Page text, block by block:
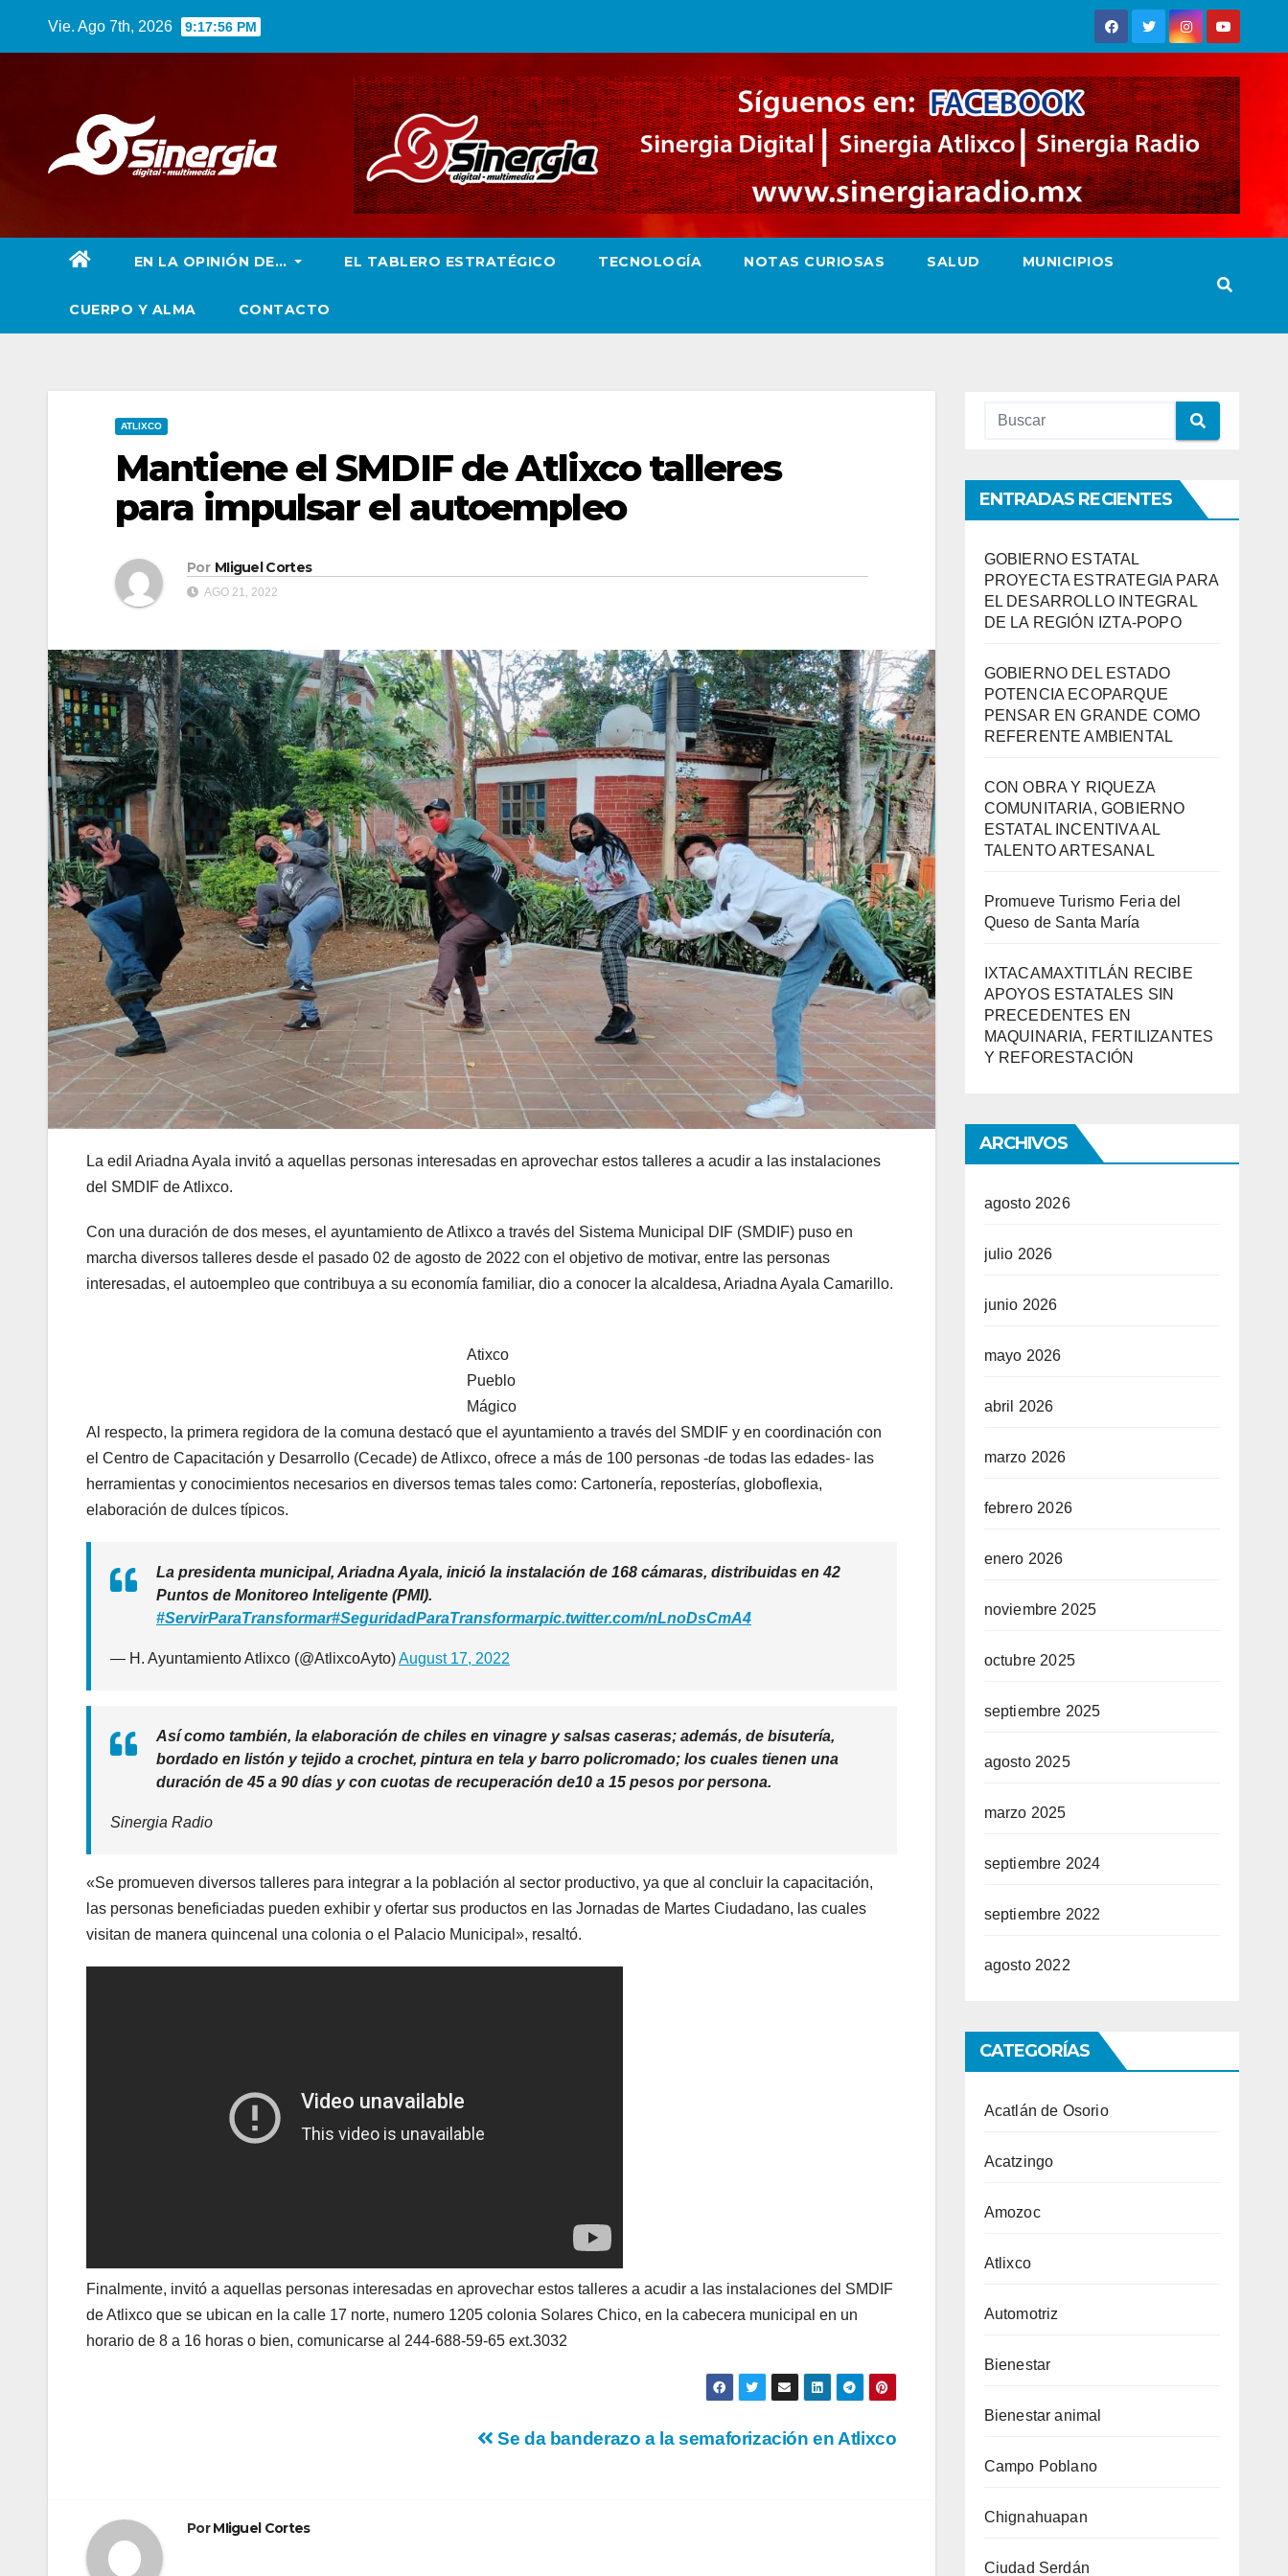
Vie. Ago 7th, 2026 9:17:57 PM
EN LA OPINIÓN DE… EL TABLERO ESTRATÉGICO TECNOLOGÍA NOTAS CURIOSAS SALUD MUNICIPIOS
CUERPO Y ALMA CONTACTO
ATLIXCO
Mantiene el SMDIF de Atlixco talleres
para impulsar el autoempleo
Por MIiguel Cortes
AGO 21, 2022
La edil Ariadna Ayala invitó a aquellas personas interesadas en aprovechar estos talleres a acudir a las instalaciones
del SMDIF de Atlixco.
Con una duración de dos meses, el ayuntamiento de Atlixco a través del Sistema Municipal DIF (SMDIF) puso en
marcha diversos talleres desde el pasado 02 de agosto de 2022 con el objetivo de motivar, entre las personas
interesadas, el autoempleo que contribuya a su economía familiar, dio a conocer la alcaldesa, Ariadna Ayala Camarillo.
Atixco
Pueblo
Mágico
Al respecto, la primera regidora de la comuna destacó que el ayuntamiento a través del SMDIF y en coordinación con
el Centro de Capacitación y Desarrollo (Cecade) de Atlixco, ofrece a más de 100 personas -de todas las edades- las
herramientas y conocimientos necesarios en diversos temas tales como: Cartonería, reposterías, globoflexia,
elaboración de dulces típicos.
La presidenta municipal, Ariadna Ayala, inició la instalación de 168 cámaras, distribuidas en 42
Puntos de Monitoreo Inteligente (PMI).
#ServirParaTransformar#SeguridadParaTransformarpic.twitter.com/nLnoDsCmA4
— H. Ayuntamiento Atlixco (@AtlixcoAyto)August 17, 2022
Así como también, la elaboración de chiles en vinagre y salsas caseras; además, de bisutería,
bordado en listón y tejido a crochet, pintura en tela y barro policromado; los cuales tienen una
duración de 45 a 90 días y con cuotas de recuperación de10 a 15 pesos por persona.
Sinergia Radio
«Se promueven diversos talleres para integrar a la población al sector productivo, ya que al concluir la capacitación,
las personas beneficiadas pueden exhibir y ofertar sus productos en las Jornadas de Martes Ciudadano, las cuales
visitan de manera quincenal una colonia o el Palacio Municipal», resaltó.
Finalmente, invitó a aquellas personas interesadas en aprovechar estos talleres a acudir a las instalaciones del SMDIF
de Atlixco que se ubican en la calle 17 norte, numero 1205 colonia Solares Chico, en la cabecera municipal en un
horario de 8 a 16 horas o bien, comunicarse al 244-688-59-65 ext.3032
entradas
Se da banderazo a la semaforización en Atlixco
PorMIiguel Cortes
ENTRADAS RECIENTES
GOBIERNO ESTATAL
PROYECTA ESTRATEGIA PARA
EL DESARROLLO INTEGRAL
DE LA REGIÓN IZTA-POPO
GOBIERNO DEL ESTADO
POTENCIA ECOPARQUE
PENSAR EN GRANDE COMO
REFERENTE AMBIENTAL
CON OBRA Y RIQUEZA
COMUNITARIA, GOBIERNO
ESTATAL INCENTIVA AL
TALENTO ARTESANAL
Promueve Turismo Feria del
Queso de Santa María
IXTACAMAXTITLÁN RECIBE
APOYOS ESTATALES SIN
PRECEDENTES EN
MAQUINARIA, FERTILIZANTES
Y REFORESTACIÓN
ARCHIVOS
agosto 2026
julio 2026
junio 2026
mayo 2026
abril 2026
marzo 2026
febrero 2026
enero 2026
noviembre 2025
octubre 2025
septiembre 2025
agosto 2025
marzo 2025
septiembre 2024
septiembre 2022
agosto 2022
CATEGORÍAS
Acatlán de Osorio
Acatzingo
Amozoc
Atlixco
Automotriz
Bienestar
Bienestar animal
Campo Poblano
Chignahuapan
Ciudad Serdán